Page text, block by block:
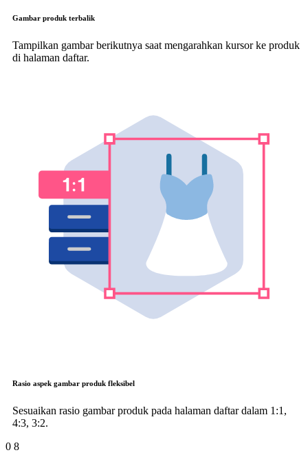
Gambar produk terbalik
Tampilkan gambar berikutnya saat mengarahkan kursor ke produk
di halaman daftar.
Rasio aspek gambar produk fleksibel
Sesuaikan rasio gambar produk pada halaman daftar dalam 1:1,
4:3, 3:2.
0 8